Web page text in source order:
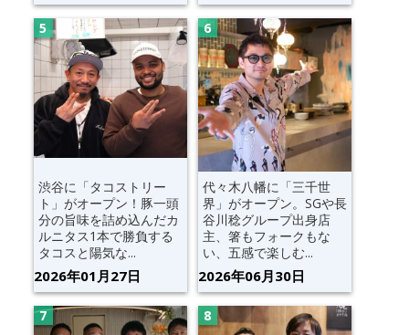
渋谷に「タコストリー
ト」がオープン！豚一頭
分の旨味を詰め込んだカ
ルニタス1本で勝負する
タコスと陽気な...
2026年01月27日
代々木八幡に「三千世
界」がオープン。SGや長
谷川稔グループ出身店
主、箸もフォークもな
い、五感で楽しむ...
2026年06月30日